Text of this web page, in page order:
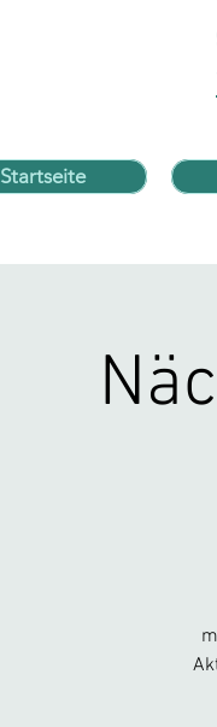
Startseite